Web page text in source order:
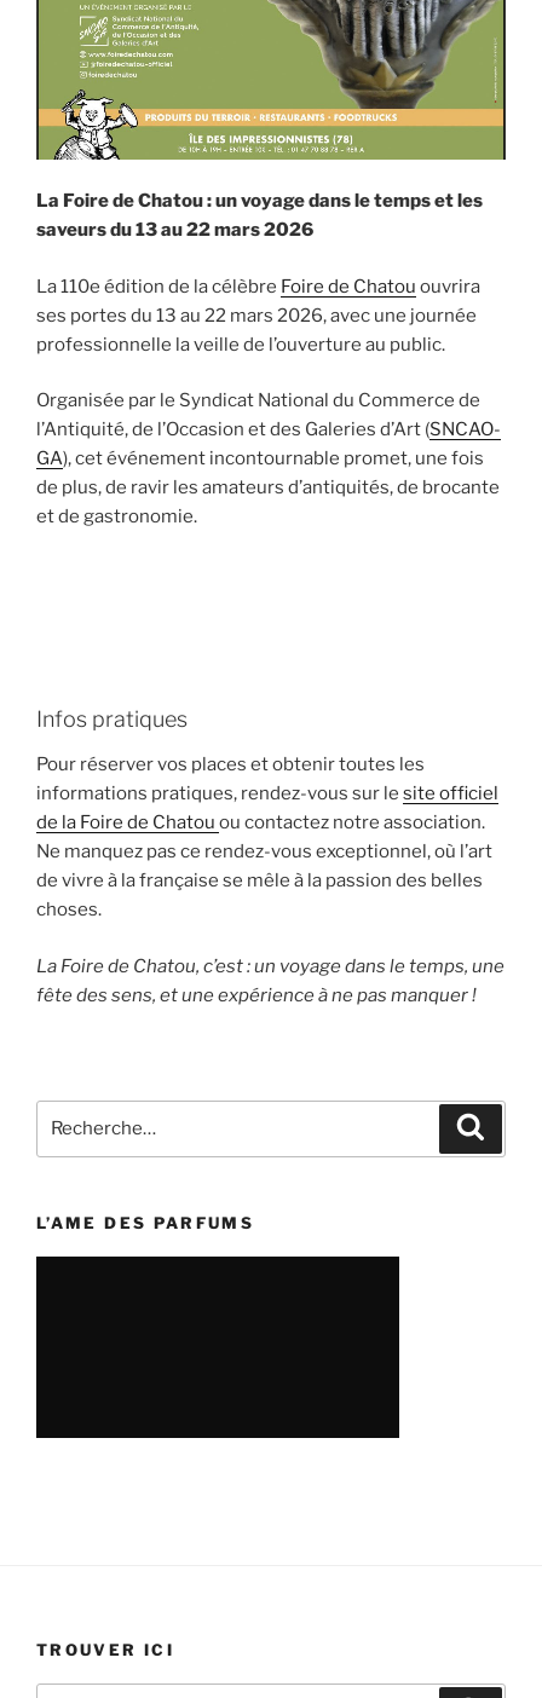
La Foire de Chatou : un voyage dans le temps et les
saveurs du 13 au 22 mars 2026
La 110e édition de la célèbre Foire de Chatou ouvrira
ses portes du 13 au 22 mars 2026, avec une journée
professionnelle la veille de l’ouverture au public.
Organisée par le Syndicat National du Commerce de
l’Antiquité, de l’Occasion et des Galeries d’Art (SNCAO-
GA), cet événement incontournable promet, une fois
de plus, de ravir les amateurs d’antiquités, de brocante
et de gastronomie.
Infos pratiques
Pour réserver vos places et obtenir toutes les
informations pratiques, rendez-vous sur le site officiel
de la Foire de Chatou ou contactez notre association.
Ne manquez pas ce rendez-vous exceptionnel, où l’art
de vivre à la française se mêle à la passion des belles
choses.
La Foire de Chatou, c’est : un voyage dans le temps, une
fête des sens, et une expérience à ne pas manquer !
pour
L’AME DES PARFUMS
TROUVER ICI